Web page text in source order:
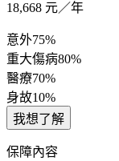
18,668 元／年
意外75%
重大傷病80%
醫療70%
身故10%
我想了解
保障內容